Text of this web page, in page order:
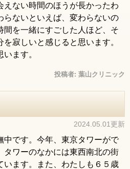
えない時間のほうが長かったわ
らないといえば、変わらないの
間を一緒にすごした人ほど、そ
寂しいと感じると思います。
ます。
投稿者: 葉山クリニック
2024.05.01更新
中です。今年、東京タワーがで
タワーのなかには東西南北の街
います。また、わたしも６５歳